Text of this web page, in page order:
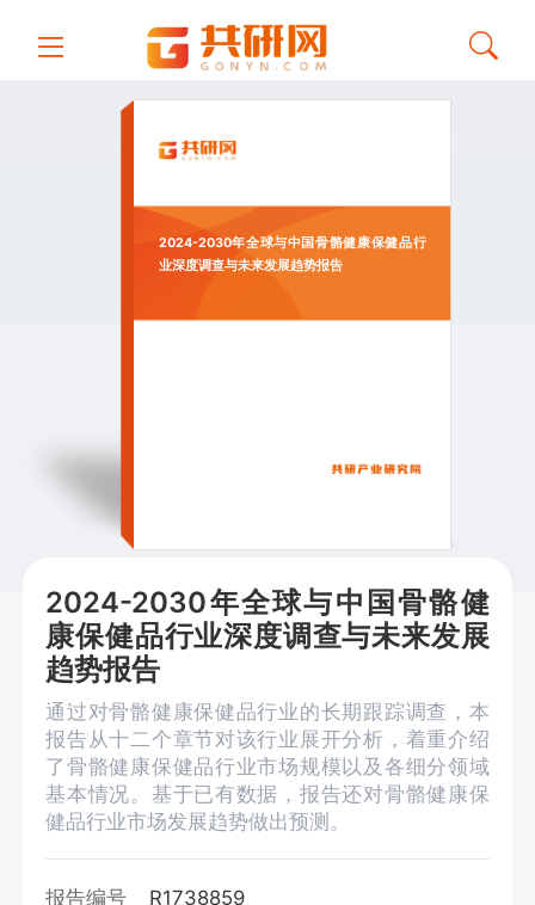
2024-2030年全球与中国骨骼健康保健品行
业深度调查与未来发展趋势报告
2024-2030年全球与中国骨骼健
康保健品行业深度调查与未来发展
趋势报告
通过对骨骼健康保健品行业的长期跟踪调查，本
报告从十二个章节对该行业展开分析，着重介绍
了骨骼健康保健品行业市场规模以及各细分领域
基本情况。基于已有数据，报告还对骨骼健康保
健品行业市场发展趋势做出预测。
报告编号 R1738859